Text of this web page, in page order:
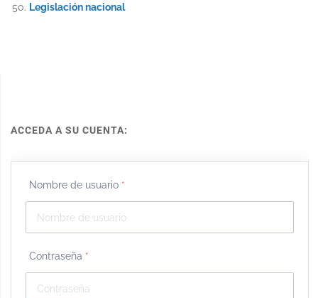
Legislación nacional
ACCEDA A SU CUENTA:
Nombre de usuario *
Contraseña *